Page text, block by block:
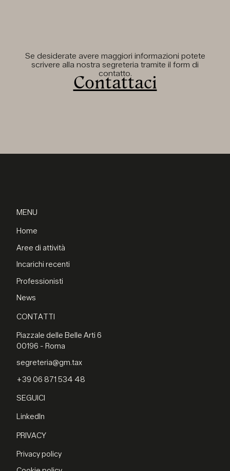
Se desiderate avere maggiori informazioni potete
scrivere alla nostra segreteria tramite il form di
contatto.
Contattaci
MENU
Home
Aree di attività
Incarichi recenti
Professionisti
News
CONTATTI
Piazzale delle Belle Arti 6
00196 - Roma
segreteria@gm.tax
+39 06 871 534 48
SEGUICI
LinkedIn
PRIVACY
Privacy policy